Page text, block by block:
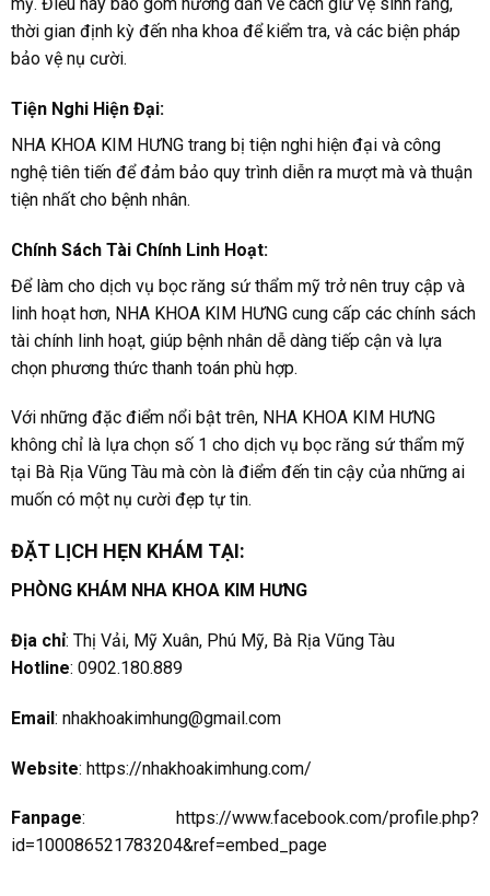
thời gian định kỳ đến nha khoa để kiểm tra, và các biện pháp
bảo vệ nụ cười.
Tiện Nghi Hiện Đại:
NHA KHOA KIM HƯNG trang bị tiện nghi hiện đại và công
nghệ tiên tiến để đảm bảo quy trình diễn ra mượt mà và thuận
tiện nhất cho bệnh nhân.
Chính Sách Tài Chính Linh Hoạt:
Để làm cho dịch vụ bọc răng sứ thẩm mỹ trở nên truy cập và
linh hoạt hơn, NHA KHOA KIM HƯNG cung cấp các chính sách
tài chính linh hoạt, giúp bệnh nhân dễ dàng tiếp cận và lựa
chọn phương thức thanh toán phù hợp.
Với những đặc điểm nổi bật trên, NHA KHOA KIM HƯNG
không chỉ là lựa chọn số 1 cho dịch vụ bọc răng sứ thẩm mỹ
tại Bà Rịa Vũng Tàu mà còn là điểm đến tin cậy của những ai
muốn có một nụ cười đẹp tự tin.
ĐẶT LỊCH HẸN KHÁM TẠI:
PHÒNG KHÁM NHA KHOA KIM HƯNG
Địa chỉ: Thị Vải, Mỹ Xuân, Phú Mỹ, Bà Rịa Vũng Tàu
Hotline: 0902.180.889
Email: nhakhoakimhung@gmail.com
Website: https://nhakhoakimhung.com/
Fanpage: https://www.facebook.com/profile.php?
id=100086521783204&ref=embed_page